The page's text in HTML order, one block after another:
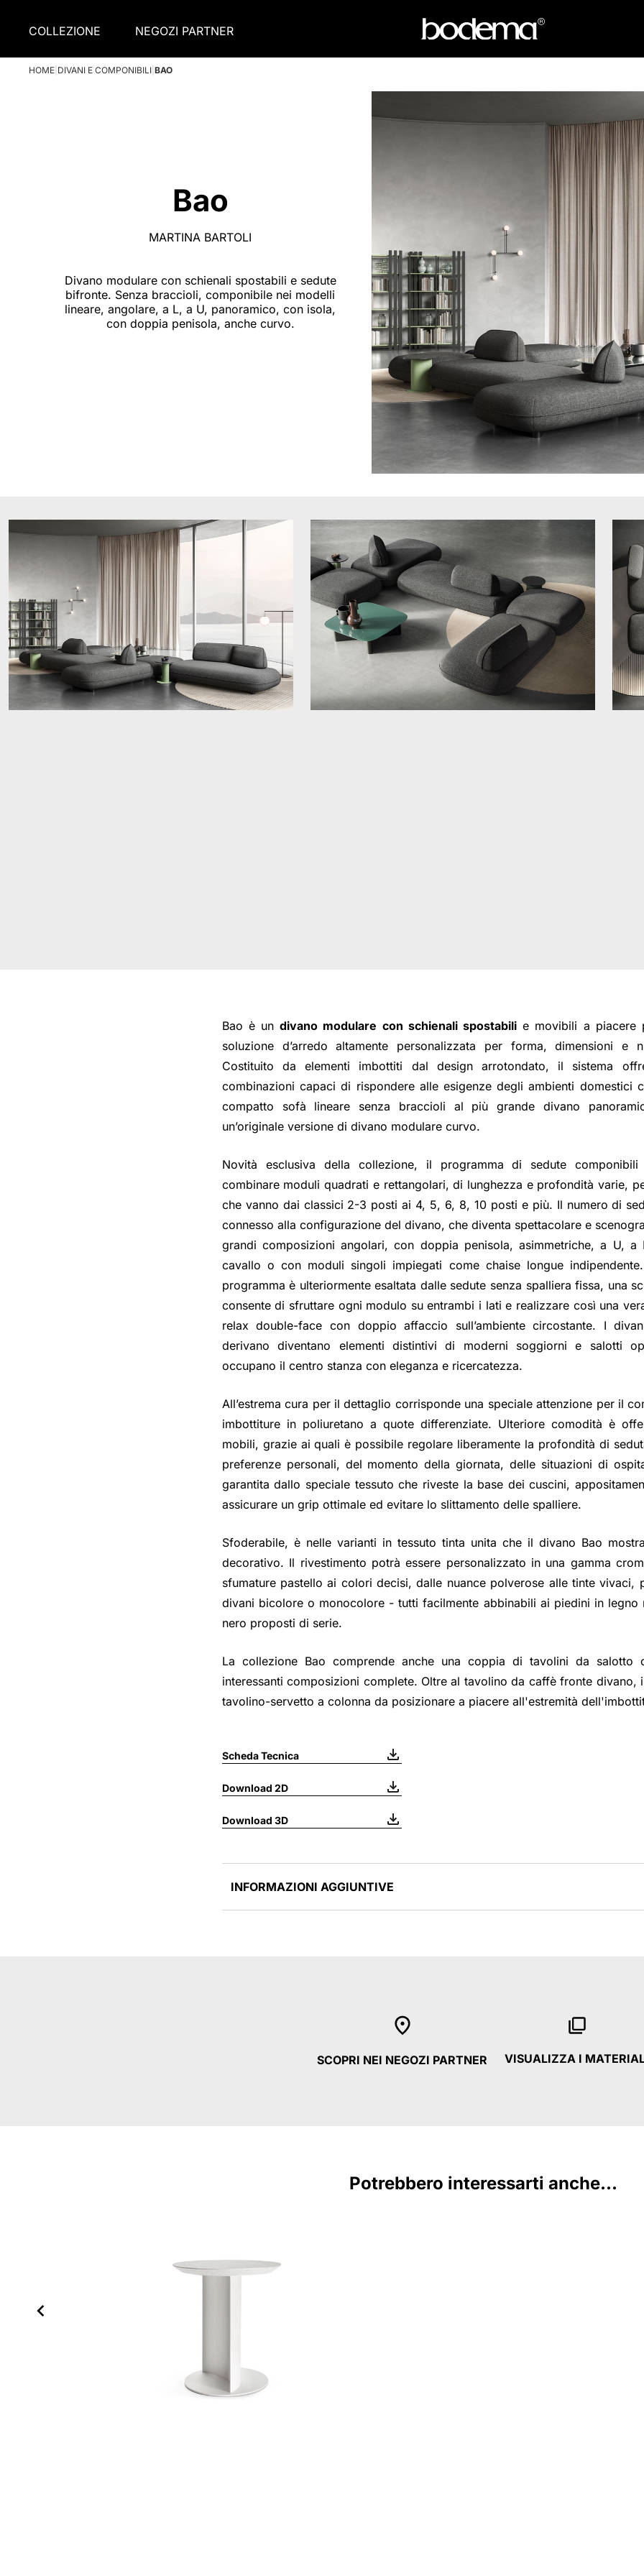
COLLEZIONE NEGOZI PARTNER
HOME DIVANI E COMPONIBILI BAO
Bao
MARTINA BARTOLI
Divano modulare con schienali spostabili e sedute
bifronte. Senza braccioli, componibile nei modelli
lineare, angolare, a L, a U, panoramico, con isola,
con doppia penisola, anche curvo.
Bao è undivano modulare con schienali spostabili e movibili a piacere
soluzione d’arredo altamente personalizzata per forma, dimensioni e
Costituito da elementi imbottiti dal design arrotondato, il sistema
combinazioni capaci di rispondere alle esigenze degli ambienti domestici
compatto sofà lineare senza braccioli al più grande divano
un’originale versione di divano modulare curvo.
Novità esclusiva della collezione, il programma di sedute
combinare moduli quadrati e rettangolari, di lunghezza e profondità varie,
che vanno dai classici 2-3 posti ai 4, 5, 6, 8, 10 posti e più. Il numero di
connesso alla configurazione del divano, che diventa spettacolare e
grandi composizioni angolari, con doppia penisola, asimmetriche, a U,
cavallo o con moduli singoli impiegati come chaise longue
programma è ulteriormente esaltata dalle sedute senza spalliera fissa, una
consente di sfruttare ogni modulo su entrambi i lati e realizzare così una
relax double-face con doppio affaccio sull’ambiente circostante. I
derivano diventano elementi distintivi di moderni soggiorni e salotti
occupano il centro stanza con eleganza e ricercatezza.
All’estrema cura per il dettaglio corrisponde una speciale attenzione per il
imbottiture in poliuretano a quote differenziate. Ulteriore comodità è
mobili, grazie ai quali è possibile regolare liberamente la profondità di
preferenze personali, del momento della giornata, delle situazioni di
garantita dallo speciale tessuto che riveste la base dei cuscini,
assicurare un grip ottimale ed evitare lo slittamento delle spalliere.
Sfoderabile, è nelle varianti in tessuto tinta unita che il divano Bao
decorativo. Il rivestimento potrà essere personalizzato in una gamma
sfumature pastello ai colori decisi, dalle nuance polverose alle tinte vivaci,
divani bicolore o monocolore - tutti facilmente abbinabili ai piedini in legno
nero proposti di serie.
La collezione Bao comprende anche una coppia di tavolini da salotto
interessanti composizioni complete. Oltre al tavolino da caffè fronte divano,
tavolino-servetto a colonna da posizionare a piacere all'estremità
Scheda Tecnica
Download 2D
Download 3D
INFORMAZIONI AGGIUNTIVE
SCOPRI NEI NEGOZI PARTNER VISUALIZZA I
Potrebbero interessarti anche...